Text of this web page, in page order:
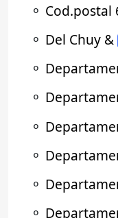
⚬ Cod.postal
⚬ Del Chuy &
⚬
⚬
⚬
⚬
⚬
⚬